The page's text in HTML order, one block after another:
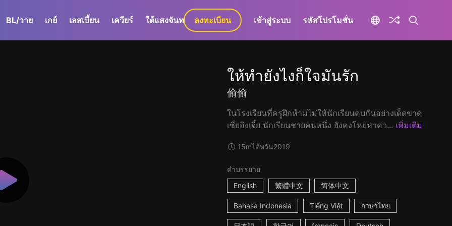
BL/วาย เกย์ เลสเบี้ยน เควียร์ ใต้แสงจันทร์ GaLa+
ลงทะเบียน เข้าสู่ระบบ รหัสโปรโมชั่น
ให้ทำยังไงก็ใจมันรัก
偷偷
ในโรงเรียนที่ครูฝึกห้ามไม่ให้นักเรียนคบกันอย่างเด็ดขาด
เซี่ยอิงเจี๋ย นักเรียนชายคนหนึ่ง ยังคงโหยหาคว... เพิ่มเติม
15mไต้หวัน2019
คำบรรยาย
English
繁體中文 简体中文
Bahasa Indonesia Tiếng Việt ภาษาไทย